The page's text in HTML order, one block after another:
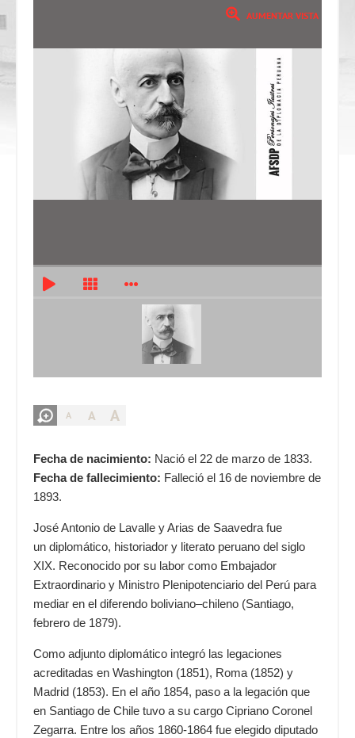
A A A
Fecha de nacimiento: Nació el 22 de marzo de 1833.
Fecha de fallecimiento: Falleció el 16 de noviembre de
1893.
José Antonio de Lavalle y Arias de Saavedra fue
un diplomático, historiador y literato peruano del siglo
XIX. Reconocido por su labor como Embajador
Extraordinario y Ministro Plenipotenciario del Perú para
mediar en el diferendo boliviano–chileno (Santiago,
febrero de 1879).
Como adjunto diplomático integró las legaciones
acreditadas en Washington (1851), Roma (1852) y
Madrid (1853). En el año 1854, paso a la legación que
en Santiago de Chile tuvo a su cargo Cipriano Coronel
Zegarra. Entre los años 1860-1864 fue elegido diputado